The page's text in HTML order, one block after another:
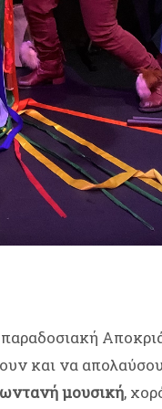
και να
μουσική,